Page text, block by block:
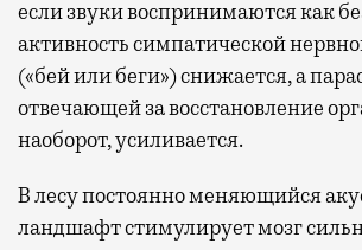
если звуки воспринимаются как
активность симпатической
(«бей или беги») снижается, а
отвечающей за восстановление
наоборот, усиливается.
В лесу постоянно меняющийся
ландшафт стимулирует мозг